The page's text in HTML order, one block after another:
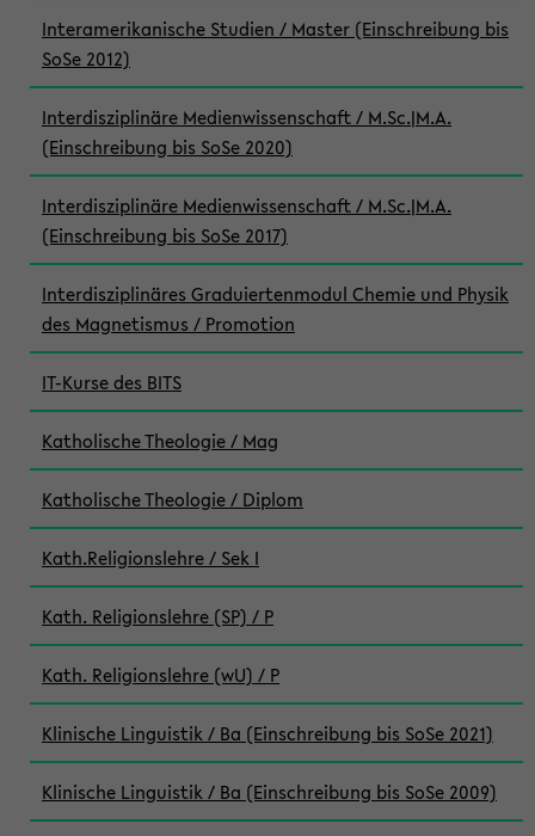
Interamerikanische Studien / Master (Einschreibung bis
SoSe 2012)
Interdisziplinäre Medienwissenschaft / M.Sc.|M.A.
(Einschreibung bis SoSe 2020)
Interdisziplinäre Medienwissenschaft / M.Sc.|M.A.
(Einschreibung bis SoSe 2017)
Interdisziplinäres Graduiertenmodul Chemie und Physik
des Magnetismus / Promotion
IT-Kurse des BITS
Katholische Theologie / Mag
Katholische Theologie / Diplom
Kath.Religionslehre / Sek I
Kath. Religionslehre (SP) / P
Kath. Religionslehre (wU) / P
Klinische Linguistik / Ba (Einschreibung bis SoSe 2021)
Klinische Linguistik / Ba (Einschreibung bis SoSe 2009)